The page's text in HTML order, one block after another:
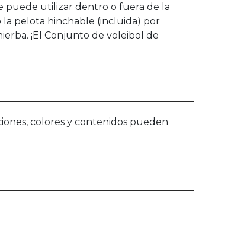
puede utilizar dentro o fuera de la
la pelota hinchable (incluida) por
¡El Conjunto de voleibol de
colores y contenidos pueden